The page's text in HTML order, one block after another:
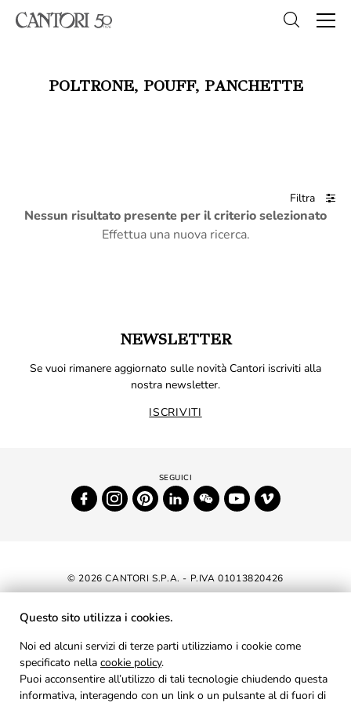
POLTRONE, POUFF, PANCHETTE
Filtra
Nessun risultato presente per il criterio selezionato
Effettua una nuova ricerca.
NEWSLETTER
Se vuoi rimanere aggiornato sulle novità Cantori iscriviti alla
nostra newsletter.
ISCRIVITI
© 2026 CANTORI S.P.A. - P.IVA 01013820426
DICHIARAZIONE DI ACCESSIBILITÀ
AREA RISERVATA
PRIVACY
Questo sito utilizza i cookies.
Noi ed alcuni servizi di terze parti utilizziamo i cookie come
specificato nella cookie policy.
Puoi acconsentire all’utilizzo di tali tecnologie chiudendo questa
informativa, interagendo con un link o un pulsante al di fuori di